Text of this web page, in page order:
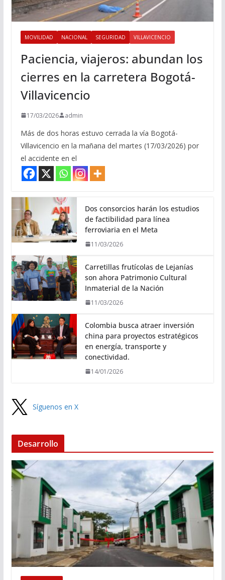
MOVILIDAD NACIONAL SEGURIDAD VILLAVICENCIO
Paciencia, viajeros: abundan los
cierres en la carretera Bogotá-
Villavicencio
17/03/2026 admin
Más de dos horas estuvo cerrada la vía Bogotá-
Villavicencio en la mañana del martes (17/03/2026) por
el accidente en el
Dos consorcios harán los estudios
de factibilidad para línea
ferroviaria en el Meta
11/03/2026
Carretillas frutícolas de Lejanías
son ahora Patrimonio Cultural
Inmaterial de la Nación
11/03/2026
Colombia busca atraer inversión
china para proyectos estratégicos
en energía, transporte y
conectividad.
14/01/2026
Síguenos en X
Desarrollo